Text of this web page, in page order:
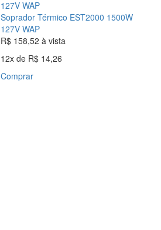
Soprador Térmico EST2000 1500W
127V WAP
R$ 158,52à vista
12x de R$ 14,26
Comprar